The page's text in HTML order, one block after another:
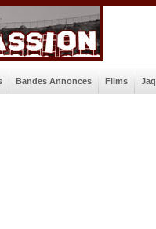
Bandes Annonces Films